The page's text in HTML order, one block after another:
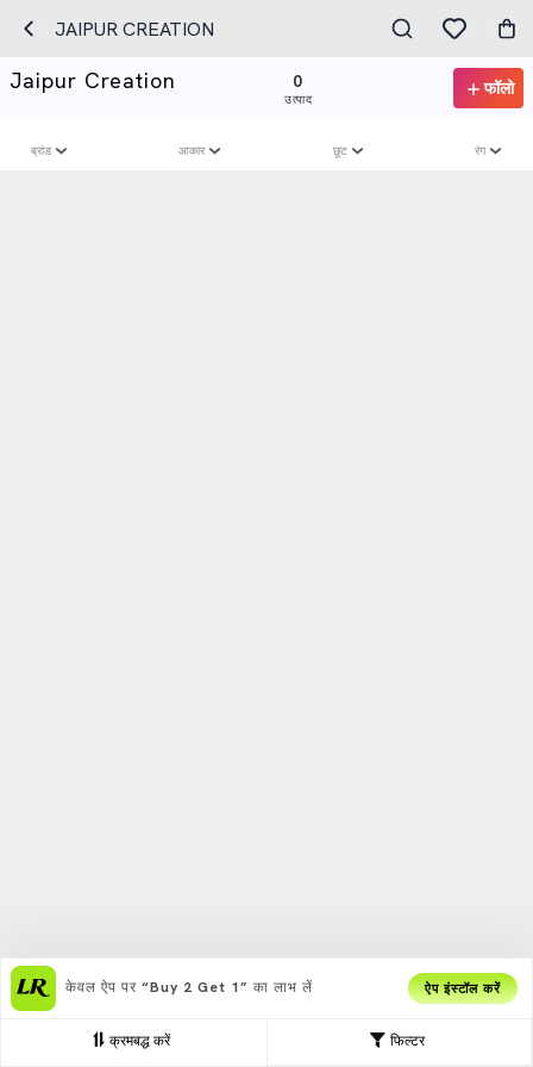
JAIPUR CREATION
Jaipur Creation 0
उत्पाद
फॉलो
फिल्टर
क्रमबद्ध करें
ब्रांड आकार छूट रंग
केवल ऐप पर “Buy 2 Get 1” का लाभ लें ऐप इंस्टॉल करें